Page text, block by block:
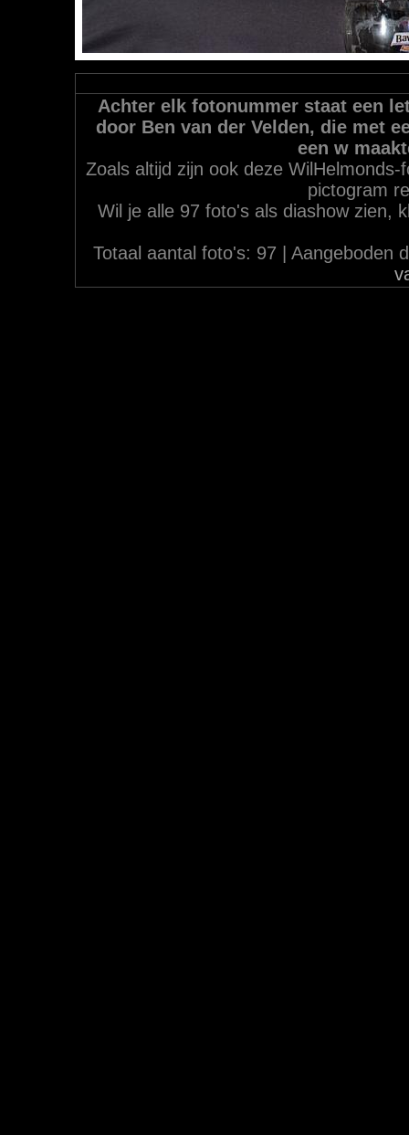
Achter elk fotonummer staat een
door Ben van der Velden, die met
een w
Zoals altijd zijn ook deze
pictogram
Wil je alle 97 foto's als diashow zien,
Totaal aantal foto's: 97 | Aangeboden